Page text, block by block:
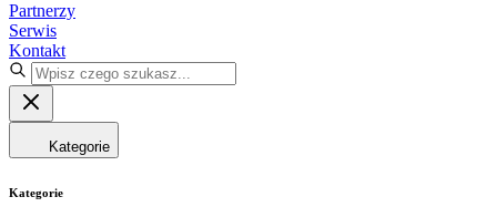
Partnerzy
Serwis
Kontakt
Kategorie
Kategorie